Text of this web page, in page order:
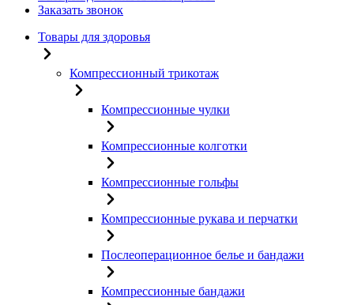
Заказать звонок
Товары для здоровья
Компрессионный трикотаж
Компрессионные чулки
Компрессионные колготки
Компрессионные гольфы
Компрессионные рукава и перчатки
Послеоперационное белье и бандажи
Компрессионные бандажи